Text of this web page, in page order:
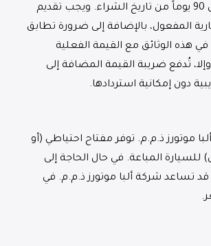
تم تصديرها خلال 90 يوماً من تاريخ الشراء. ويجب تقديم
المفعول، بالإضافة إلى ضرورة تطابق
في هذه الوثائق مع القيمة الفعلية
تُدفع ضريبة القيمة المضافة إلى
دون إمكانية استردادها.
موتورز ذ.م.م. توفر مفتاح احتياطي (أو
للسيارة المباعة. في حال الحاجة إلى
قد تساعد شركة ألبا موتورز ذ.م.م. في